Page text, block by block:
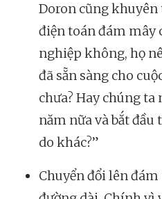
Doron cũng
điện toán đám mây
nghiệp không, họ
đã sẵn sàng cho
chưa? Hay chúng ta
năm nữa và bắt đầu
do khác?”
Chuyển đổi lên